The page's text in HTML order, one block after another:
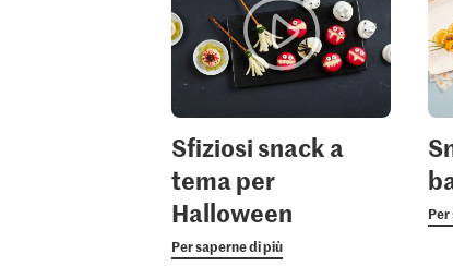
Sfiziosi snack a
tema per
Halloween
Per saperne di più